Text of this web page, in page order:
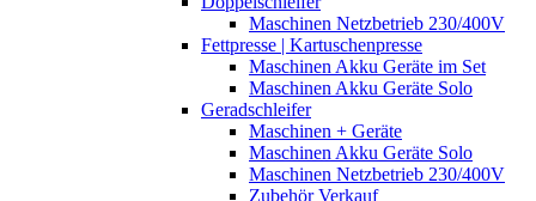
Maschinen Netzbetrieb 230/400V
Fettpresse | Kartuschenpresse
Maschinen Akku Geräte im Set
Maschinen Akku Geräte Solo
Geradschleifer
Maschinen + Geräte
Maschinen Akku Geräte Solo
Maschinen Netzbetrieb 230/400V
Zubehör Verkauf